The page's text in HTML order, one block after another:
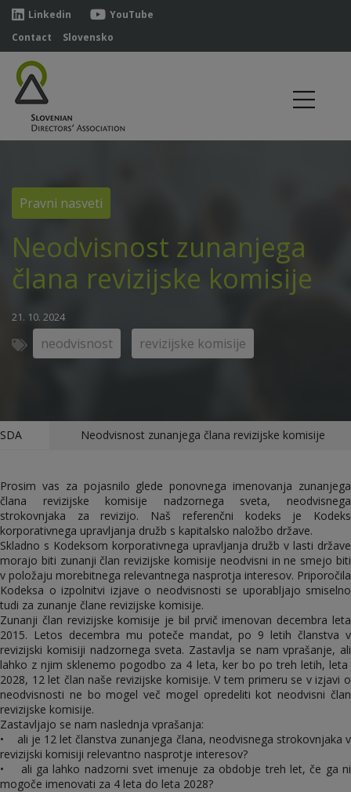
Linkedin
YouTube
Contact
Slovensko
Pravni nasveti
Neodvisnost zunanjega
člana revizijske komisije
21. 10. 2024
neodvisnost revizijske komisije
SDA Neodvisnost zunanjega člana revizijske komisije
Prosim vas za pojasnilo glede ponovnega imenovanja zunanjega
člana revizijske komisije nadzornega sveta, neodvisnega
strokovnjaka za revizijo. Naš referenčni kodeks je Kodeks
korporativnega upravljanja družb s kapitalsko naložbo države.
Skladno s Kodeksom korporativnega upravljanja družb v lasti države
morajo biti zunanji član revizijske komisije neodvisni in ne smejo biti
v položaju morebitnega relevantnega nasprotja interesov. Priporočila
Kodeksa o izpolnitvi izjave o neodvisnosti se uporabljajo smiselno
tudi za zunanje člane revizijske komisije.
Zunanji član revizijske komisije je bil prvič imenovan decembra leta
2015. Letos decembra mu poteče mandat, po 9 letih članstva v
revizijski komisiji nadzornega sveta. Zastavlja se nam vprašanje, ali
lahko z njim sklenemo pogodbo za 4 leta, ker bo po treh letih, leta
2028, 12 let član naše revizijske komisije. V tem primeru se v izjavi o
neodvisnosti ne bo mogel več mogel opredeliti kot neodvisni član
revizijske komisije.
Zastavljajo se nam naslednja vprašanja:
• ali je 12 let članstva zunanjega člana, neodvisnega strokovnjaka v
revizijski komisiji relevantno nasprotje interesov?
• ali ga lahko nadzorni svet imenuje za obdobje treh let, če ga ni
mogoče imenovati za 4 leta do leta 2028?